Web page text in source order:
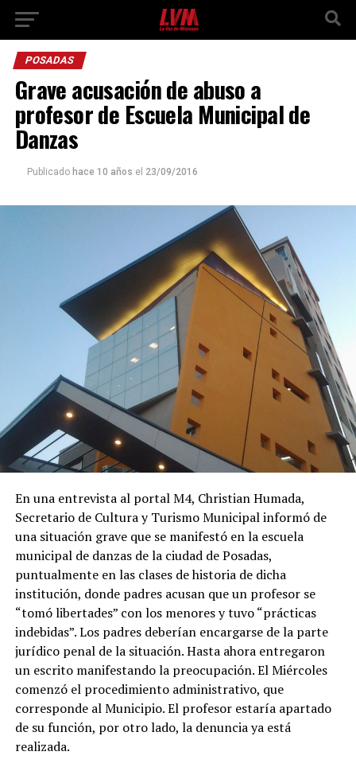
POSADAS
Grave acusación de abuso a
profesor de Escuela Municipal de
Danzas
Publicado hace 10 años el 23/09/2016
En una entrevista al portal M4, Christian Humada,
Secretario de Cultura y Turismo Municipal informó de
una situación grave que se manifestó en la escuela
municipal de danzas de la ciudad de Posadas,
puntualmente en las clases de historia de dicha
institución, donde padres acusan que un profesor se
“tomó libertades” con los menores y tuvo “prácticas
indebidas”. Los padres deberían encargarse de la parte
jurídico penal de la situación. Hasta ahora entregaron
un escrito manifestando la preocupación. El Miércoles
comenzó el procedimiento administrativo, que
corresponde al Municipio. El profesor estaría apartado
de su función, por otro lado, la denuncia ya está
realizada.